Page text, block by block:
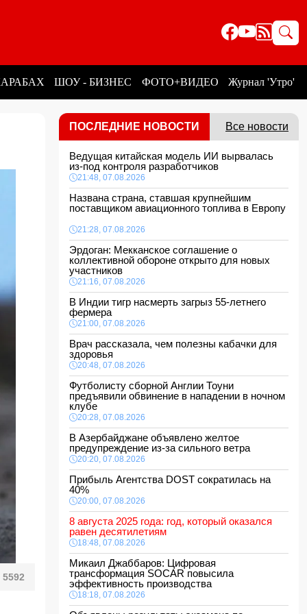
ШОУ - БИЗНЕС ФОТО+ВИДЕО Журнал 'Утро'
5592
ПОСЛЕДНИЕ НОВОСТИ Все новости
Ведущая китайская модель ИИ вырвалась
из-под контроля разработчиков
21:48, 07.08.2026
Названа страна, ставшая крупнейшим
поставщиком авиационного топлива в Европу
21:28, 07.08.2026
Эрдоган: Мекканское соглашение о
коллективной обороне открыто для новых
участников
21:16, 07.08.2026
В Индии тигр насмерть загрыз 55-летнего
фермера
21:00, 07.08.2026
Врач рассказала, чем полезны кабачки для
здоровья
20:48, 07.08.2026
Футболисту сборной Англии Тоуни
предъявили обвинение в нападении в ночном
клубе
20:28, 07.08.2026
В Азербайджане объявлено желтое
предупреждение из-за сильного ветра
20:20, 07.08.2026
Прибыль Агентства DOST сократилась на
40%
20:00, 07.08.2026
8 августа 2025 года: год, который оказался
равен десятилетиям
18:48, 07.08.2026
Микаил Джаббаров: Цифровая
трансформация SOCAR повысила
эффективность производства
18:18, 07.08.2026